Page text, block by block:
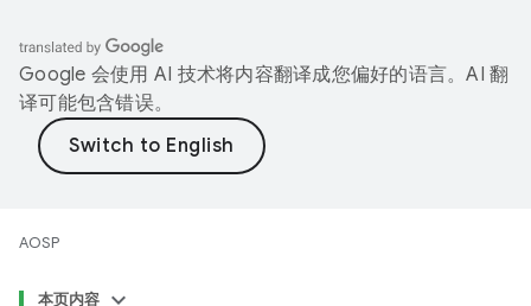
Google 会使用 AI 技术将内容翻译成您偏好的语言。AI 翻
译可能包含错误。
AOSP
本页内容